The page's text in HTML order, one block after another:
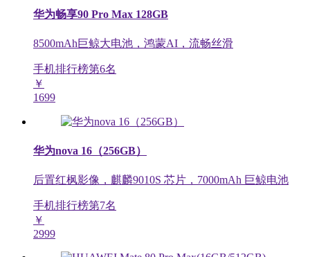
华为畅享90 Pro Max 128GB
8500mAh巨鲸大电池，鸿蒙AI，流畅丝滑
手机排行榜第6名
￥
1699
华为nova 16（256GB）
后置红枫影像，麒麟9010S 芯片，7000mAh 巨鲸电池
手机排行榜第7名
￥
2999